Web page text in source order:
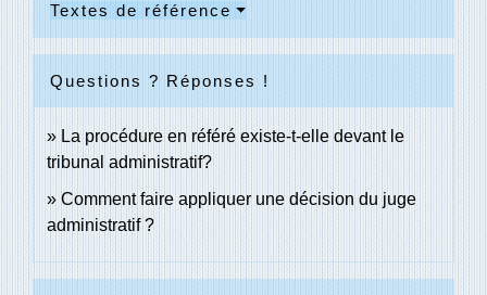
Textes de référence
Questions ? Réponses !
La procédure en référé existe-t-elle devant le
tribunal administratif?
Comment faire appliquer une décision du juge
administratif ?